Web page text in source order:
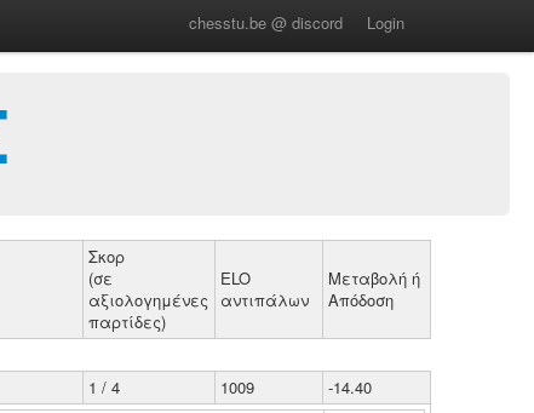
chesstu.be @ discord Login
Σκορ
(σε
αξιολογημένες
παρτίδες)
ELO
αντιπάλων
Μεταβολή ή
Απόδοση
1 / 4 1009
-14.40